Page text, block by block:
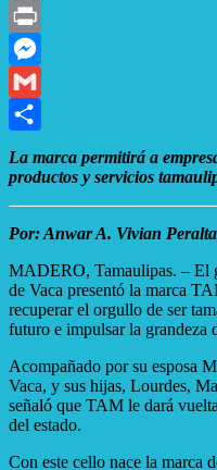
X
Print
Messenger
Gmail
La marca permitirá a
productos y servicios
Por: Anwar A. Vivian Peralta
MADERO, Tamaulipas. – El
de Vaca presentó la marca
recuperar el orgullo de ser
futuro e impulsar la grandeza
Acompañado por su esposa
Vaca, y sus hijas, Lourdes,
señaló que TAM le dará
del estado.
Con este cello nace la marca